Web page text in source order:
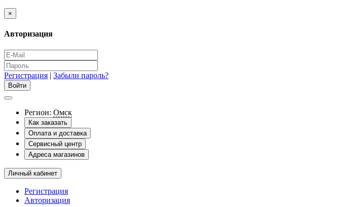
×
Авторизация
Регистрация | Забыли пароль?
Регион: Омск
Как заказать
Оплата и доставка
Сервисный центр
Адреса магазинов
Личный кабинет
Регистрация
Авторизация